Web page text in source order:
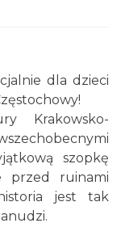
dla dzieci
Krakowsko-
szopkę
przed ruinami
jest tak